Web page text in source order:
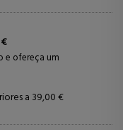
e ofereça um
a 39,00 €